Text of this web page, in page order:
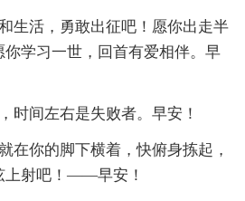
生活，勇敢出征吧！愿你出走半
学习一世，回首有爱相伴。早
时间左右是失败者。早安！
在你的脚下横着，快俯身拣起，
上射吧！——早安！